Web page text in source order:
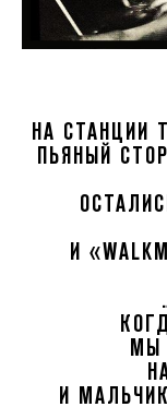
НА СТАНЦИИ
ПЬЯНЫЙ
И
МЫ
И